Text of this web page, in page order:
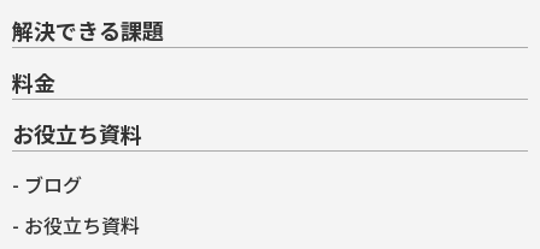
解決できる課題
料金
お役立ち資料
ブログ
お役立ち資料